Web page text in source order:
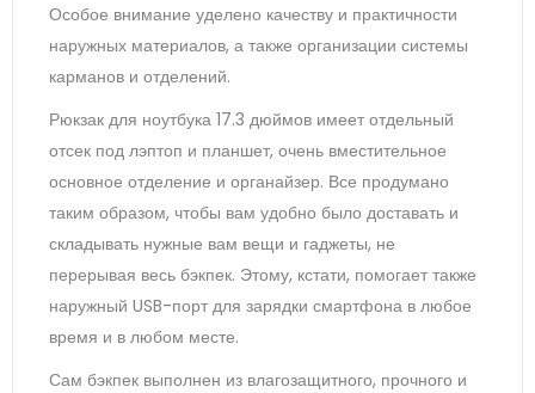
Особое внимание уделено качеству и практичности
наружных материалов, а также организации системы
карманов и отделений.
Рюкзак для ноутбука 17.3 дюймов имеет отдельный
отсек под лэптоп и планшет, очень вместительное
основное отделение и органайзер. Все продумано
таким образом, чтобы вам удобно было доставать и
складывать нужные вам вещи и гаджеты, не
перерывая весь бэкпек. Этому, кстати, помогает также
наружный USB-порт для зарядки смартфона в любое
время и в любом месте.
Сам бэкпек выполнен из влагозащитного, прочного и